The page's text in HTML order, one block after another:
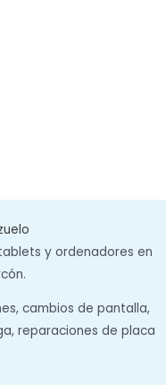
y ordenadores en
cambios de pantalla,
reparaciones de placa